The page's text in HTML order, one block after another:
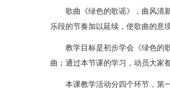
歌曲《绿色的歌谣》，曲风清
乐段的节奏加以延续，使歌曲的意
教学目标是初步学会《绿色的
曲；通过本节课的学习，动员大家
本课教学活动分四个环节，第